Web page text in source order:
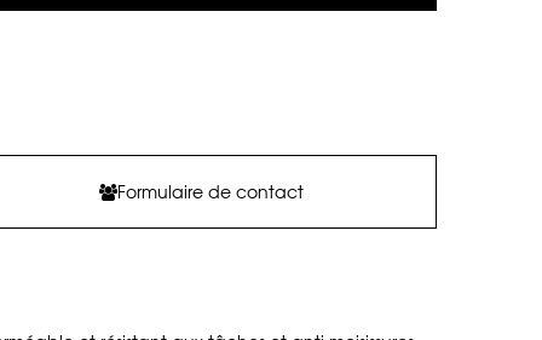
Formulaire de contact